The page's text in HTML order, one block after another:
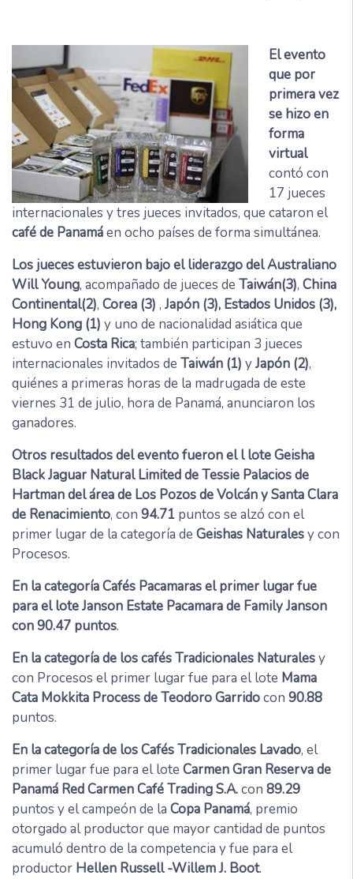
El evento
que por
primera vez
se hizo en
forma
virtual
contó con
17 jueces
internacionales y tres jueces invitados, que cataron el
café de Panamáen ocho países de forma simultánea.
Los jueces estuvieron bajo el liderazgo del Australiano
Will Young, acompañado de jueces de Taiwán(3), China
Continental(2), Corea (3) , Japón (3), Estados Unidos (3),
Hong Kong (1) y uno de nacionalidad asiática que
estuvo en Costa Rica; también participan 3 jueces
internacionales invitados de Taiwán (1) yJapón (2),
quiénes a primeras horas de la madrugada de este
viernes 31 de julio, hora de Panamá, anunciaron los
ganadores.
Otros resultados del evento fueron el l lote Geisha
Black Jaguar Natural Limited de Tessie Palacios de
Hartman del área de Los Pozos de Volcán y Santa Clara
de Renacimiento, con 94.71 puntos se alzó con el
primer lugar de la categoría de Geishas Naturalesy con
Procesos.
En la categoría Cafés Pacamaras el primer lugar fue
para el lote Janson Estate Pacamara de Family Janson
con 90.47 puntos.
En la categoría de los cafés Tradicionales Naturalesy
con Procesos el primer lugar fue para el lote Mama
Cata Mokkita Process de Teodoro Garridocon 90.88
puntos.
En la categoría de los Cafés Tradicionales Lavado, el
primer lugar fue para el lote Carmen Gran Reserva de
Panamá Red Carmen Café Trading S.A.con 89.29
puntos y el campeón de la Copa Panamá, premio
otorgado al productor que mayor cantidad de puntos
acumuló dentro de la competencia y fue para el
productor Hellen Russell -Willem J. Boot.